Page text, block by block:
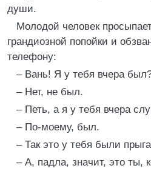
души.
Молодой человек
грандиозной попойки и
телефону:
– Вань! Я у тебя вчера
– Нет, не был.
– Петь, а я у тебя вчера
– По-моему, был.
– Так это у тебя были
– А, падла, значит, это ты,